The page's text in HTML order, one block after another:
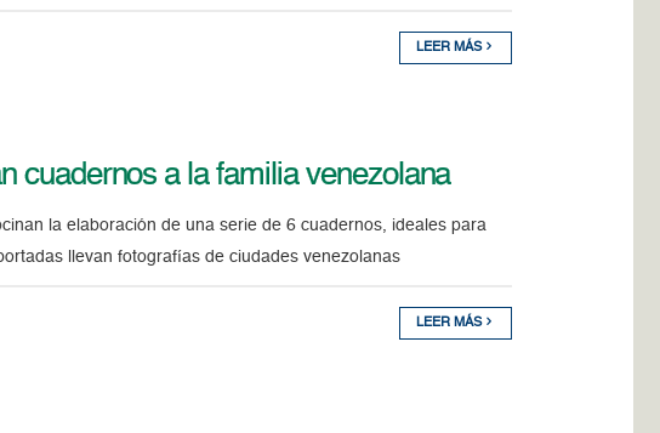
LEER MÁS
cuadernos a la familia venezolana
la elaboración de una serie de 6 cuadernos, ideales para
llevan fotografías de ciudades venezolanas
LEER MÁS